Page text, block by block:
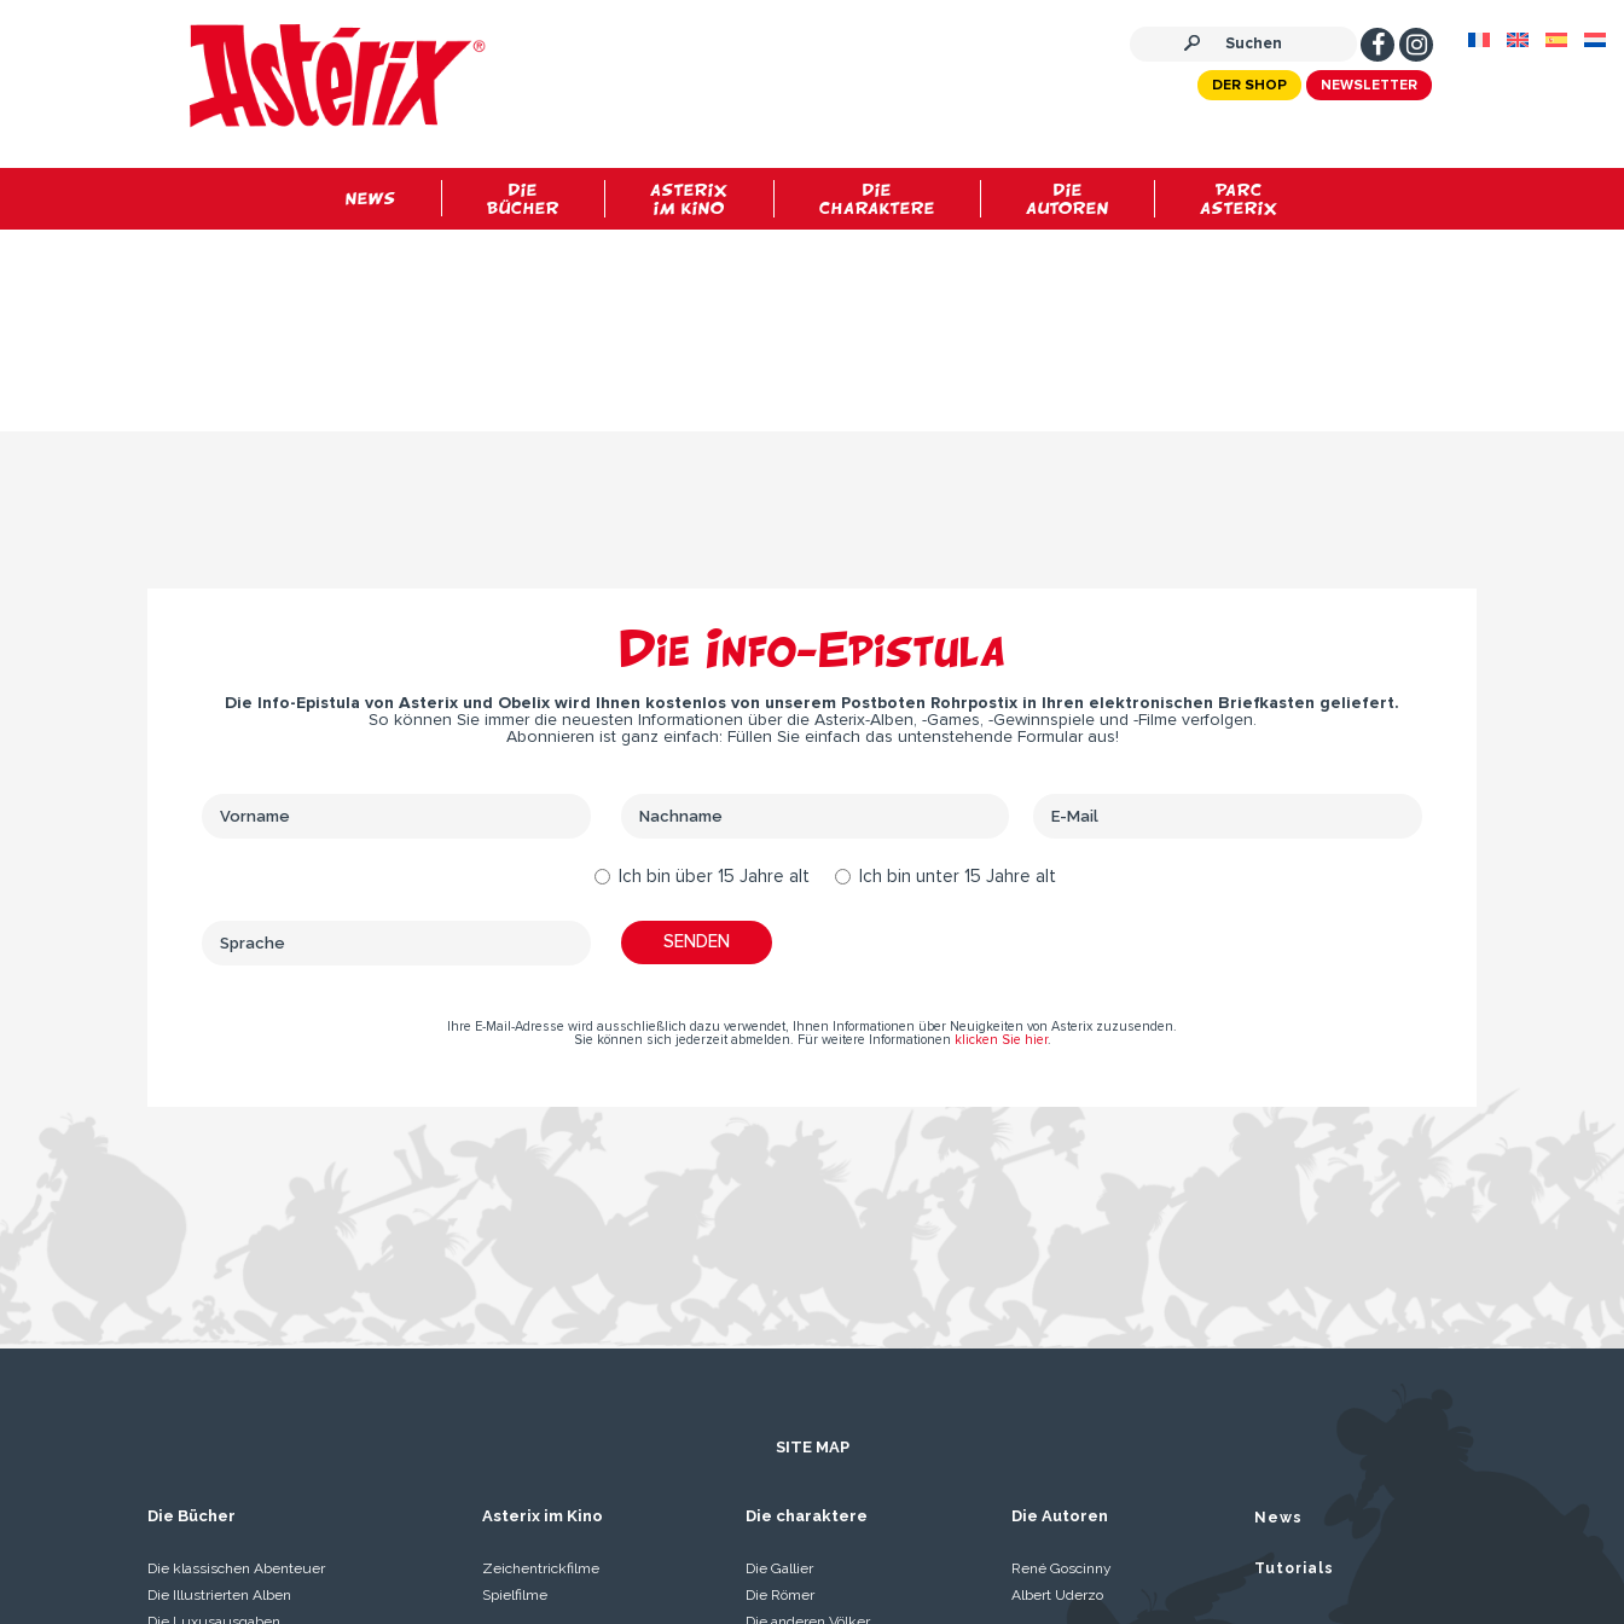
NEWSLETTER
DER SHOP
NEWS
DIE
BÜCHER
ASTERIX
IM KINO
DIE
CHARAKTERE
DIE
AUTOREN
PARC
ASTERIX
Die Info-Epistula
Die Info-Epistula von Asterix und Obelix wird Ihnen kostenlos von unserem Postboten Rohrpostix in Ihren elektronischen Briefkasten geliefert.
So können Sie immer die neuesten Informationen über die Asterix-Alben, -Games, -Gewinnspiele und -Filme verfolgen.
Abonnieren ist ganz einfach: Füllen Sie einfach das untenstehende Formular aus!
Ich bin über 15 Jahre alt Ich bin unter 15 Jahre alt
Ihre E-Mail-Adresse wird ausschließlich dazu verwendet, Ihnen Informationen über Neuigkeiten von Asterix zuzusenden.
Sie können sich jederzeit abmelden. Für weitere Informationen klicken Sie hier.
SITE MAP
Die Bücher
Die klassischen Abenteuer
Die Illustrierten Alben
Asterix im Kino
Zeichentrickfilme
Spielfilme
Die charaktere
Die Gallier
Die Römer
Die Autoren
René Goscinny
Albert Uderzo
News
Tutorials